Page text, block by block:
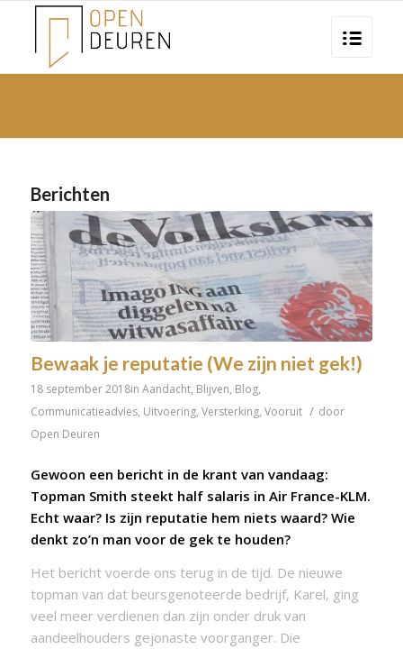
Berichten
Bewaak je reputatie (We zijn niet gek!)
18 september 2018in Aandacht, Blijven, Blog,
Communicatieadvies, Uitvoering, Versterking, Vooruit / door
Open Deuren
Gewoon een bericht in de krant van vandaag:
Topman Smith steekt half salaris in Air France-KLM.
Echt waar? Is zijn reputatie hem niets waard? Wie
denkt zo’n man voor de gek te houden?
Het bericht voerde ons terug in de tijd. De nieuwe
topman van dat beursgenoteerde bedrijf, Karel, ging
veel meer verdienen dan zijn onder druk van
aandeelhouders gejonaste voorganger. Die